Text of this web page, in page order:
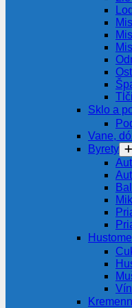
Sklo a
Vane,
Byrety